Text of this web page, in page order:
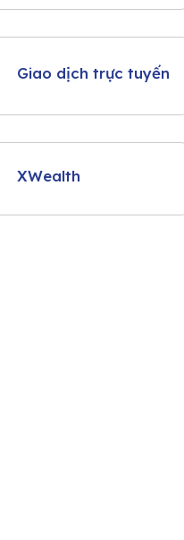
Giao dịch trực tuyến
XWealth